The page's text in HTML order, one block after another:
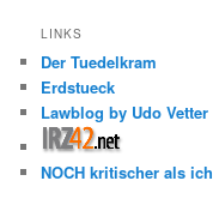
LINKS
Der Tuedelkram
Erdstueck
Lawblog by Udo Vetter
NOCH kritischer als ich